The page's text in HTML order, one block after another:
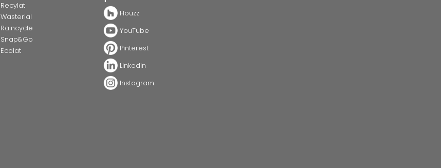
Recylat
Wasterial
Raincycle
Snap&Go
Ecolat
Houzz
YouTube
Pinterest
Linkedin
Instagram